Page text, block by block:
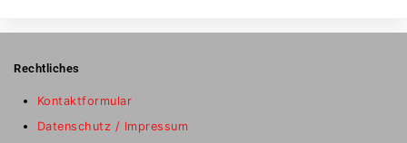
Rechtliches
Kontaktformular
Datenschutz / Impressum